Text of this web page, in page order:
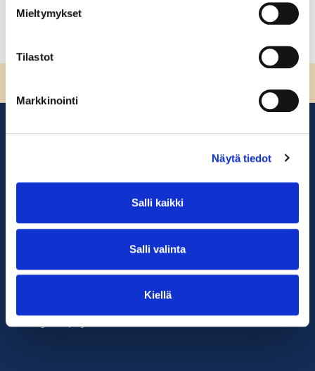
Mieltymykset
Tilastot
Markkinointi
Näytä tiedot
Salli kaikki
Salli valinta
Kiellä
Suomen ympäristöopisto SYKLI
Esterinportti 1, 3. krs.